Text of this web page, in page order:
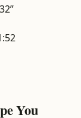
You